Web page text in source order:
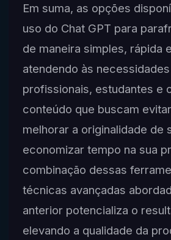
Em suma, as opções
uso do Chat GPT para
de maneira simples, rápida
atendendo às
profissionais, estudantes e
conteúdo que buscam
melhorar a originalidade de
economizar tempo na sua
combinação dessas
técnicas avançadas
anterior potencializa o
elevando a qualidade da